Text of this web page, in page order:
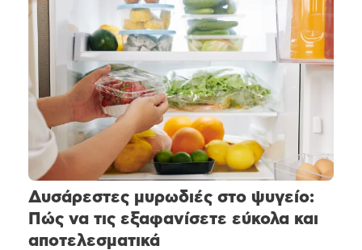
Δυσάρεστες μυρωδιές στο ψυγείο:
Πώς να τις εξαφανίσετε εύκολα και
αποτελεσματικά